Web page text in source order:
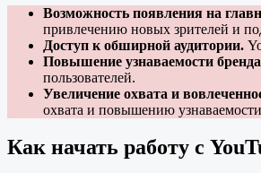
Возможность появления на
привлечению новых зрителей и
Доступ к обширной аудитории.
Повышение узнаваемости
пользователей.
Увеличение охвата и
охвата и повышению
Как начать работу с